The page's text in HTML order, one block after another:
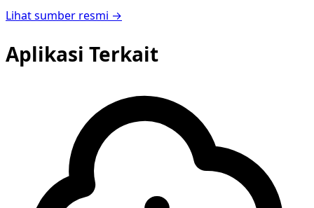
Lihat sumber resmi →
Aplikasi Terkait